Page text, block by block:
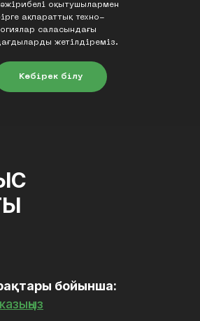
Тәжірибелі оқытушылармен
ақпараттық техно-
саласындағы
жетілдіреміз.
Көбірек білу
бойынша: